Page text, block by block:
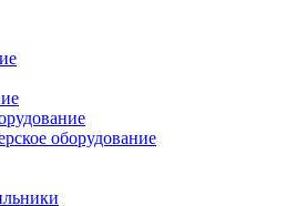
оборудование